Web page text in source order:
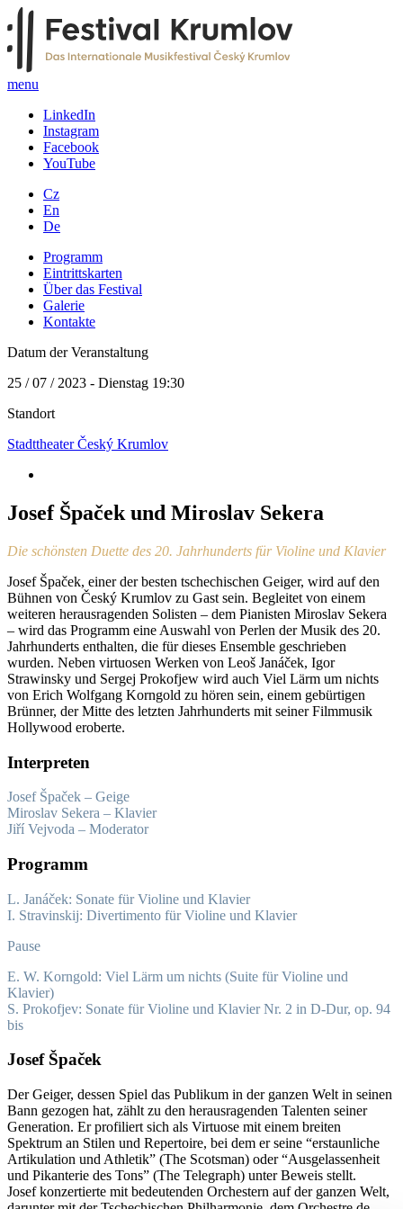
menu
LinkedIn
Instagram
Facebook
YouTube
Cz
En
De
Programm
Eintrittskarten
Über das Festival
Galerie
Kontakte
Datum der Veranstaltung
25 / 07 / 2023 - Dienstag 19:30
Standort
Stadttheater Český Krumlov
Josef Špaček und Miroslav Sekera
Die schönsten Duette des 20. Jahrhunderts für Violine und Klavier
Josef Špaček, einer der besten tschechischen Geiger, wird auf den
Bühnen von Český Krumlov zu Gast sein. Begleitet von einem
weiteren herausragenden Solisten – dem Pianisten Miroslav Sekera
– wird das Programm eine Auswahl von Perlen der Musik des 20.
Jahrhunderts enthalten, die für dieses Ensemble geschrieben
wurden. Neben virtuosen Werken von Leoš Janáček, Igor
Strawinsky und Sergej Prokofjew wird auch Viel Lärm um nichts
von Erich Wolfgang Korngold zu hören sein, einem gebürtigen
Brünner, der Mitte des letzten Jahrhunderts mit seiner Filmmusik
Hollywood eroberte.
Interpreten
Josef Špaček – Geige
Miroslav Sekera – Klavier
Jiří Vejvoda – Moderator
Programm
L. Janáček: Sonate für Violine und Klavier
I. Stravinskij: Divertimento für Violine und Klavier
Pause
E. W. Korngold: Viel Lärm um nichts (Suite für Violine und
Klavier)
S. Prokofjev: Sonate für Violine und Klavier Nr. 2 in D-Dur, op. 94
bis
Josef Špaček
Der Geiger, dessen Spiel das Publikum in der ganzen Welt in seinen
Bann gezogen hat, zählt zu den herausragenden Talenten seiner
Generation. Er profiliert sich als Virtuose mit einem breiten
Spektrum an Stilen und Repertoire, bei dem er seine “erstaunliche
Artikulation und Athletik” (The Scotsman) oder “Ausgelassenheit
und Pikanterie des Tons” (The Telegraph) unter Beweis stellt.
Josef konzertierte mit bedeutenden Orchestern auf der ganzen Welt,